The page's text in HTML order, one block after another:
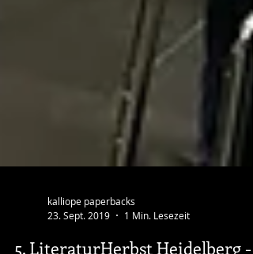
23. Sept. 2019
1 Min. Lesezeit